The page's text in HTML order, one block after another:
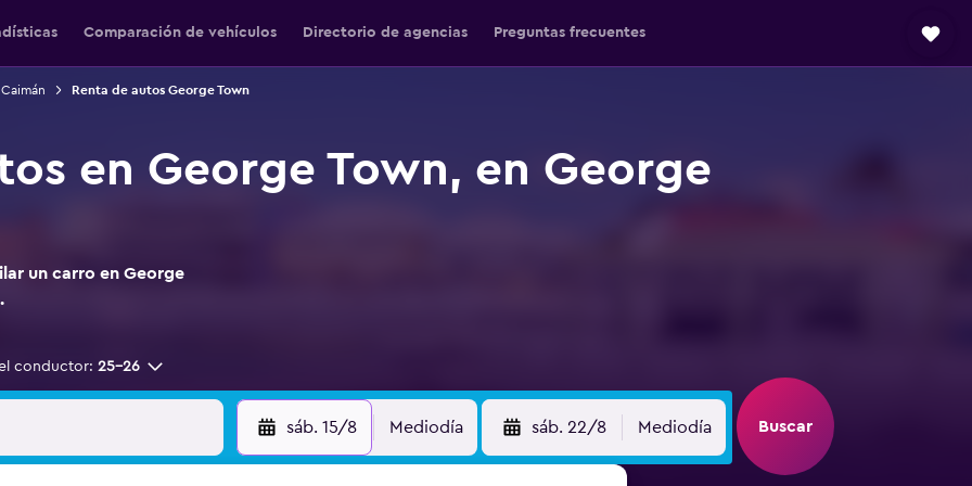
Comparación de vehículos Directorio de agencias Preguntas frecuentes
Renta de autos George Town
en George Town, en George
un carro en George
conductor: 25-26
sáb. 15/8 Mediodía sáb. 22/8 Mediodía Buscar